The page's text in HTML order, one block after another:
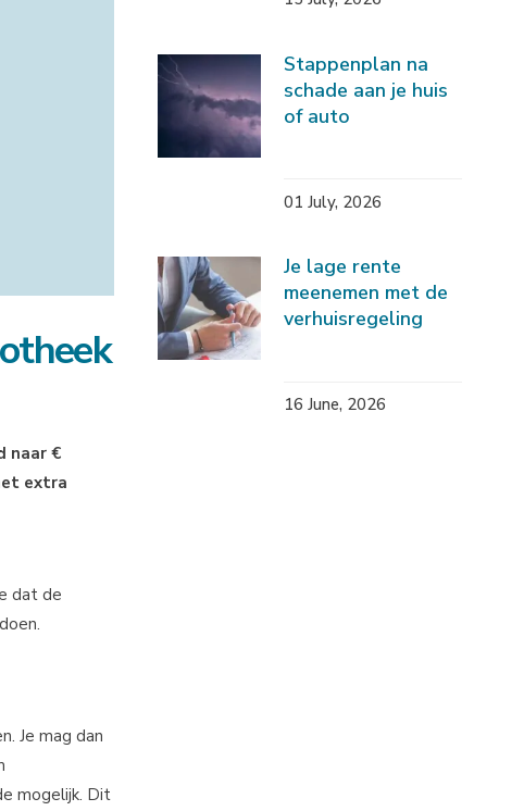
naar €
extra
dat de
Je mag dan
mogelijk. Dit
Stappenplan na
schade aan je huis
of auto
01 July, 2026
Je lage rente
meenemen met de
verhuisregeling
16 June, 2026